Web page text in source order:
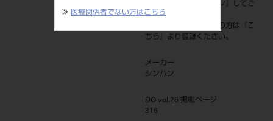
≫ 医療関係者でない方はこちら
ログイン
』してご
覧ください。
ネット会員登録がまだの方は『
こ
ちら
』より登録ください。
メーカー
シンハン
DO vol.26 掲載ページ
316